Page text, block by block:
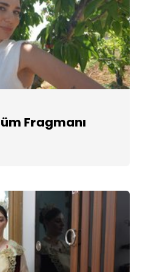
Fragmanı